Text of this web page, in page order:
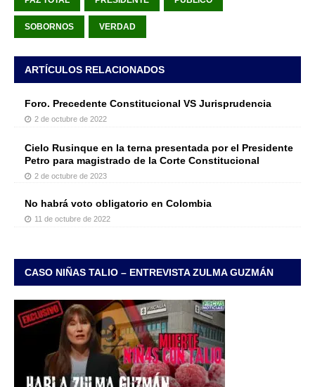
SOBORNOS VERDAD
ARTÍCULOS RELACIONADOS
Foro. Precedente Constitucional VS Jurisprudencia
2 de octubre de 2022
Cielo Rusinque en la terna presentada por el Presidente
Petro para magistrado de la Corte Constitucional
2 de octubre de 2023
No habrá voto obligatorio en Colombia
11 de octubre de 2022
CASO NIÑAS TALIO – ENTREVISTA ZULMA GUZMÁN